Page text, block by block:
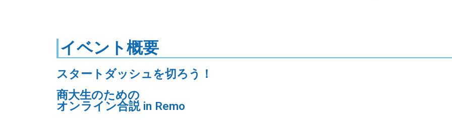
イベント概要
スタートダッシュを切ろう！
商大生のための
オンライン合説 in Remo